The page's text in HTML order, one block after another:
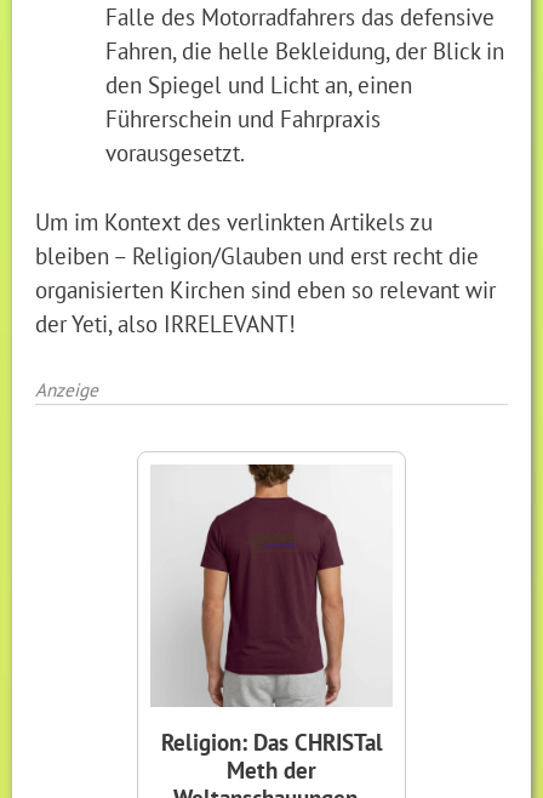
Falle des Motorradfahrers das defensive
Fahren, die helle Bekleidung, der Blick in
den Spiegel und Licht an, einen
Führerschein und Fahrpraxis
vorausgesetzt.
Um im Kontext des verlinkten Artikels zu
bleiben – Religion/Glauben und erst recht die
organisierten Kirchen sind eben so relevant wir
der Yeti, also IRRELEVANT!
Anzeige
Religion: Das CHRISTal
Meth der